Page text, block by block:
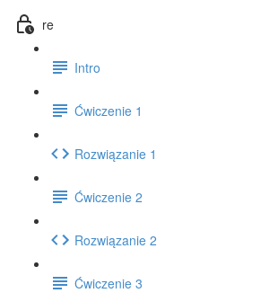
re
Intro
Ćwiczenie 1
Rozwiązanie 1
Ćwiczenie 2
Rozwiązanie 2
Ćwiczenie 3